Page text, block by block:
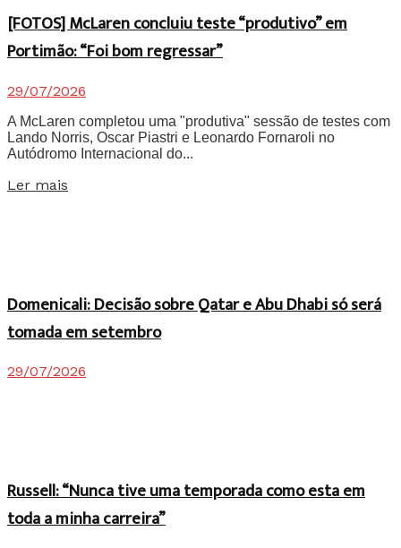
[FOTOS] McLaren concluiu teste “produtivo” em
Portimão: “Foi bom regressar”
29/07/2026
A McLaren completou uma "produtiva" sessão de testes com
Lando Norris, Oscar Piastri e Leonardo Fornaroli no
Autódromo Internacional do...
Ler mais
Domenicali: Decisão sobre Qatar e Abu Dhabi só será
tomada em setembro
29/07/2026
Russell: “Nunca tive uma temporada como esta em
toda a minha carreira”